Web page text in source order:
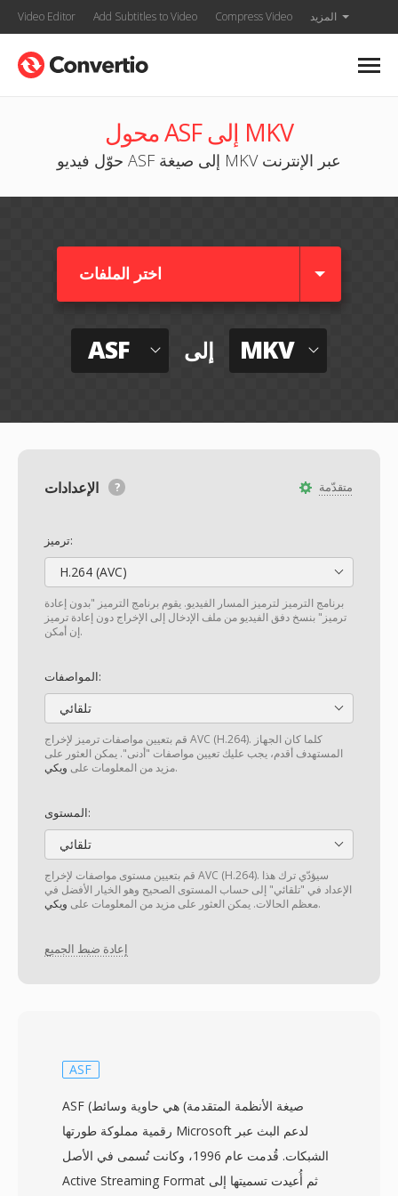
Video Editor Add Subtitles to Video Compress Video المزيد
محول ASF إلى MKV
حوّل فيديو ASF إلى صيغة MKV عبر الإنترنت
اختر الملفات
ASF إلى MKV
متقدّمة
ترميز:
H.264 (AVC)
برنامج الترميز لترميز المسار الفيديو. يقوم برنامج الترميز "بدون إعادة
ترميز" بنسخ دفق الفيديو من ملف الإدخال إلى الإخراج دون إعادة ترميز
إن أمكن.
المواصفات:
تلقائي
قم بتعيين مواصفات ترميز لإخراج AVC (H.264). كلما كان الجهاز
المستهدف أقدم، يجب عليك تعيين مواصفات "أدنى". يمكن العثور على
مزيد من المعلومات على ويكي .
المستوى:
تلقائي
قم بتعيين مستوى مواصفات لإخراج AVC (H.264). سيؤدّي ترك هذا
الإعداد في "تلقائي" إلى حساب المستوى الصحيح وهو الخيار الأفضل في
معظم الحالات. يمكن العثور على مزيد من المعلومات على ويكي .
إعادة ضبط الجميع
ASF
ASF (صيغة الأنظمة المتقدمة) هي حاوية وسائط
رقمية مملوكة طورتها Microsoft لدعم البث عبر
الشبكات. قُدمت عام 1996، وكانت تُسمى في الأصل
Active Streaming Format ثم أُعيدت تسميتها إلى